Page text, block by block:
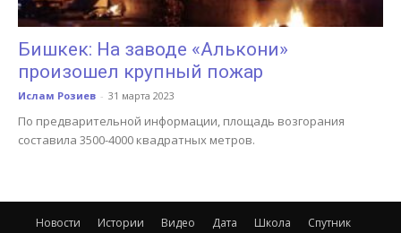
Бишкек: На заводе «Алькони»
произошел крупный пожар
Ислам Розиев - 31 марта 2023
По предварительной информации, площадь возгорания
составила 3500-4000 квадратных метров.
Новости Истории Видео Дата Школа
Спутник